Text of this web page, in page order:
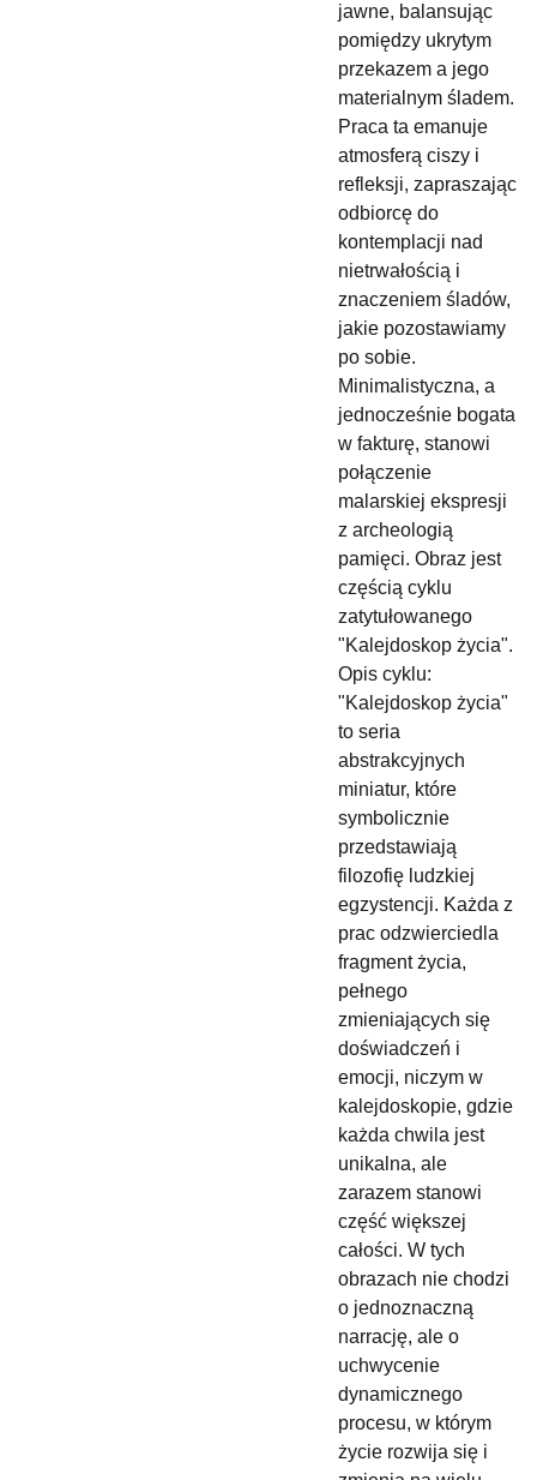
jawne, balansując
pomiędzy ukrytym
przekazem a jego
materialnym śladem.
Praca ta emanuje
atmosferą ciszy i
refleksji, zapraszając
odbiorcę do
kontemplacji nad
nietrwałością i
znaczeniem śladów,
jakie pozostawiamy
po sobie.
Minimalistyczna, a
jednocześnie bogata
w fakturę, stanowi
połączenie
malarskiej ekspresji
z archeologią
pamięci. Obraz jest
częścią cyklu
zatytułowanego
"Kalejdoskop życia".
Opis cyklu:
"Kalejdoskop życia"
to seria
abstrakcyjnych
miniatur, które
symbolicznie
przedstawiają
filozofię ludzkiej
egzystencji. Każda z
prac odzwierciedla
fragment życia,
pełnego
zmieniających się
doświadczeń i
emocji, niczym w
kalejdoskopie, gdzie
każda chwila jest
unikalna, ale
zarazem stanowi
część większej
całości. W tych
obrazach nie chodzi
o jednoznaczną
narrację, ale o
uchwycenie
dynamicznego
procesu, w którym
życie rozwija się i